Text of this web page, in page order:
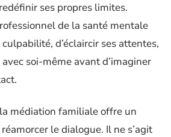
ses propres limites.
de la santé mentale
d’éclaircir ses attentes,
soi-même avant d’imaginer
médiation familiale offre un
le dialogue. Il ne s’agit